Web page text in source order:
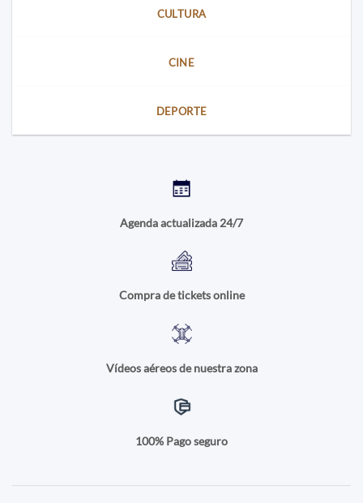
CULTURA
CINE
DEPORTE
Agenda actualizada 24/7
Compra de tickets online
Vídeos aéreos de nuestra zona
100% Pago seguro